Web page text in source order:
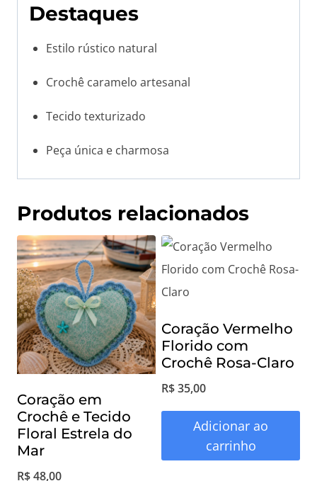
Destaques
Estilo rústico natural
Crochê caramelo artesanal
Tecido texturizado
Peça única e charmosa
Produtos relacionados
Coração em
Crochê e Tecido
Floral Estrela do
Mar
R$48,00
Coração Vermelho
Florido com
Crochê Rosa-Claro
R$35,00
Adicionar ao
carrinho